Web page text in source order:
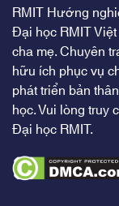
RMIT Hướng
Đại học RMIT
cha mẹ. Chuyên
hữu ích phục vụ
phát triển bản
học. Vui lòng truy
Đại học RMIT.